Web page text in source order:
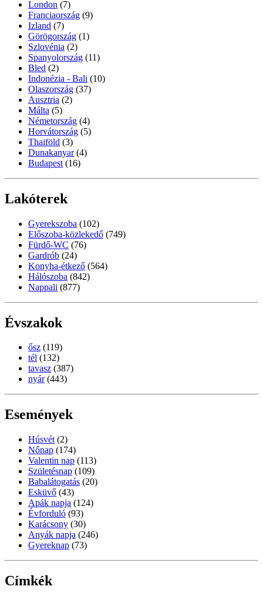
London (7)
Franciaország (9)
Izland (7)
Görögország (1)
Szlovénia (2)
Spanyolország (11)
Bled (2)
Indonézia - Bali (10)
Olaszország (37)
Ausztria (2)
Málta (5)
Németország (4)
Horvátország (5)
Thaiföld (3)
Dunakanyar (4)
Budapest (16)
Lakóterek
Gyerekszoba (102)
Előszoba-közlekedő (749)
Fürdő-WC (76)
Gardrób (24)
Konyha-étkező (564)
Hálószoba (842)
Nappali (877)
Évszakok
ősz (119)
tél (132)
tavasz (387)
nyár (443)
Események
Húsvét (2)
Nőnap (174)
Valentin nap (113)
Születésnap (109)
Babalátogatás (20)
Esküvő (43)
Apák napja (124)
Évforduló (93)
Karácsony (30)
Anyák napja (246)
Gyereknap (73)
Címkék